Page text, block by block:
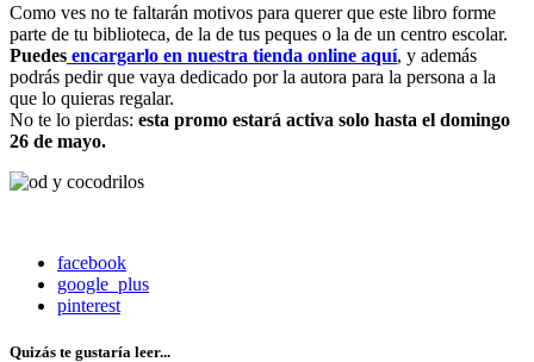
Como ves no te faltarán motivos para querer que este libro forme
parte de tu biblioteca, de la de tus peques o la de un centro escolar.
Puedes encargarlo en nuestra tienda online aquí, y además
podrás pedir que vaya dedicado por la autora para la persona a la
que lo quieras regalar.
No te lo pierdas: esta promo estará activa solo hasta el domingo
26 de mayo.
facebook
google_plus
pinterest
Quizás te gustaría leer...